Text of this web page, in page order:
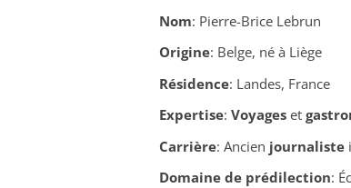
Nom: Pierre-Brice Lebrun
Origine: Belge, né à Liège
Résidence: Landes, France
Expertise: Voyageset
Carrière: Ancien journaliste
Domaine de prédilection: